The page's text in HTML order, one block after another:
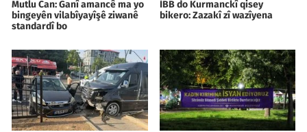
Mutlu Can: Ganî amancê ma yo
bingeyên vilabîyayîşê ziwanê
standardî bo
İBB do Kurmanckî qisey
bikero: Zazakî zî wazîyena